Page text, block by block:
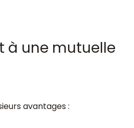
à une mutuelle
avantages :